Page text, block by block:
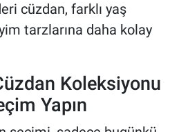
cüzdan, farklı yaş
tarzlarına daha kolay
Koleksiyonu
Yapın